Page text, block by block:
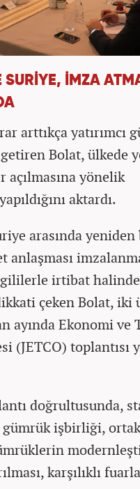
SURİYE, İMZA
arttıkça yatırımcı
getiren Bolat, ülkede
açılmasına yönelik
aktardı.
arasında
anlaşması
irtibat halinde
çeken Bolat, iki
ayında Ekonomi ve
(JETCO) toplantısı
doğrultusunda,
işbirliği, ortak
karşılıklı